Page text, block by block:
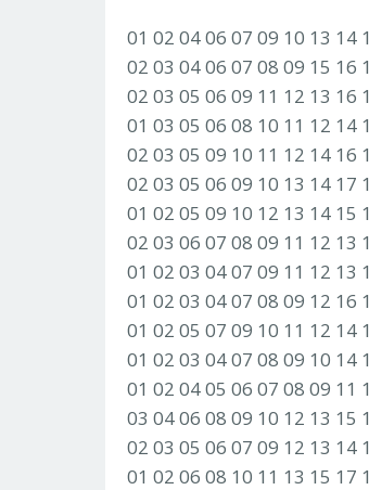
01 02 04 06 07 09 10 13 14
02 03 04 06 07 08 09 15 16
02 03 05 06 09 11 12 13 16
01 03 05 06 08 10 11 12 14
02 03 05 09 10 11 12 14 16
02 03 05 06 09 10 13 14 17
01 02 05 09 10 12 13 14 15
02 03 06 07 08 09 11 12 13
01 02 03 04 07 09 11 12 13
01 02 03 04 07 08 09 12 16
01 02 05 07 09 10 11 12 14
01 02 03 04 07 08 09 10 14
01 02 04 05 06 07 08 09 11
03 04 06 08 09 10 12 13 15
02 03 05 06 07 09 12 13 14
01 02 06 08 10 11 13 15 17